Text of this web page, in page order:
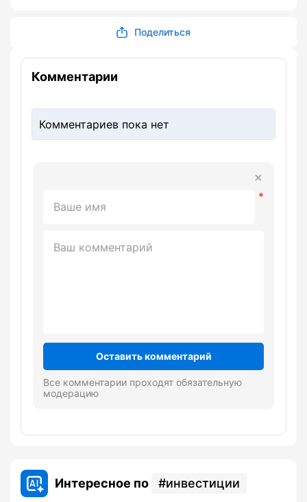
Поделиться
Комментарии
Комментариев пока нет
Оставить комментарий
Все комментарии проходят обязательную
модерацию
Интересное по инвестиции